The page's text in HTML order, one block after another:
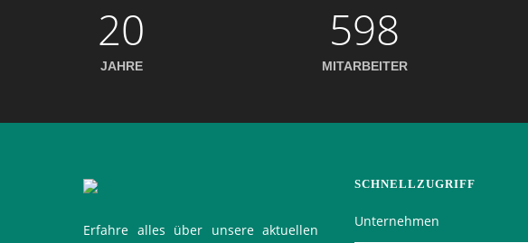
20
JAHRE
598
MITARBEITER
Erfahre alles über unsere aktuellen
SCHNELLZUGRIFF
Unternehmen